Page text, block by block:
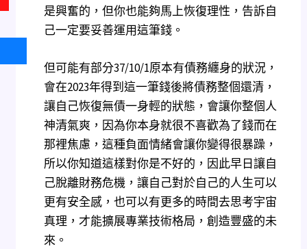
是興奮的，但你也能夠馬上恢復理性，告訴自
己一定要妥善運用這筆錢。
但可能有部分37/10/1原本有債務纏身的狀況，
會在2023年得到這一筆錢後將債務整個還清，
讓自己恢復無債一身輕的狀態，會讓你整個人
神清氣爽，因為你本身就很不喜歡為了錢而在
那裡焦慮，這種負面情緒會讓你變得很暴躁，
所以你知道這樣對你是不好的，因此早日讓自
己脫離財務危機，讓自己對於自己的人生可以
更有安全感，也可以有更多的時間去思考宇宙
真理，才能擴展專業技術格局，創造豐盛的未
來。